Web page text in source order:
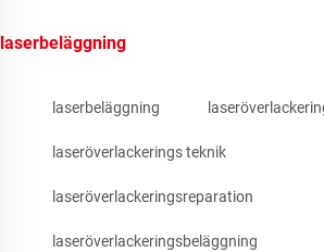
laserbeläggning
laserbeläggning
laseröverlackerings teknik
laseröverlackeringsreparation
laseröverlackeringsbeläggning